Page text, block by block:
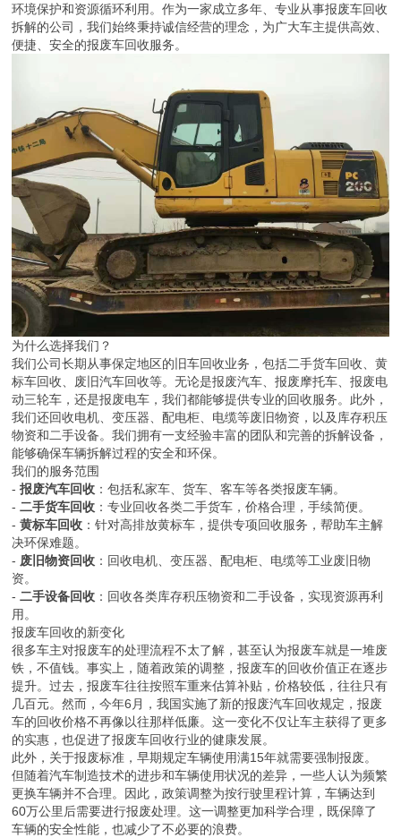
环境保护和资源循环利用。作为一家成立多年、专业从事报废车回收
拆解的公司，我们始终秉持诚信经营的理念，为广大车主提供高效、
便捷、安全的报废车回收服务。
为什么选择我们？
我们公司长期从事保定地区的旧车回收业务，包括二手货车回收、黄
标车回收、废旧汽车回收等。无论是报废汽车、报废摩托车、报废电
动三轮车，还是报废电车，我们都能够提供专业的回收服务。此外，
我们还回收电机、变压器、配电柜、电缆等废旧物资，以及库存积压
物资和二手设备。我们拥有一支经验丰富的团队和完善的拆解设备，
能够确保车辆拆解过程的安全和环保。
我们的服务范围
-报废汽车回收 ：包括私家车、货车、客车等各类报废车辆。
-二手货车回收 ：专业回收各类二手货车，价格合理，手续简便。
-黄标车回收 ：针对高排放黄标车，提供专项回收服务，帮助车主解
决环保难题。
- 废旧物资回收 ：回收电机、变压器、配电柜、电缆等工业废旧物
资。
-二手设备回收 ：回收各类库存积压物资和二手设备，实现资源再利
用。
报废车回收的新变化
很多车主对报废车的处理流程不太了解，甚至认为报废车就是一堆废
铁，不值钱。事实上，随着政策的调整，报废车的回收价值正在逐步
提升。过去，报废车往往按照车重来估算补贴，价格较低，往往只有
几百元。然而，今年6月，我国实施了新的报废汽车回收规定，报废
车的回收价格不再像以往那样低廉。这一变化不仅让车主获得了更多
的实惠，也促进了报废车回收行业的健康发展。
此外，关于报废标准，早期规定车辆使用满15年就需要强制报废。
但随着汽车制造技术的进步和车辆使用状况的差异，一些人认为频繁
更换车辆并不合理。因此，政策调整为按行驶里程计算，车辆达到
60万公里后需要进行报废处理。这一调整更加科学合理，既保障了
车辆的安全性能，也减少了不必要的浪费。